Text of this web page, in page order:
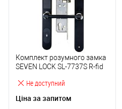
Не доступний
Комплект розумного замка
SEVEN LOCK SL-7737S R-fid
Ціна за запитом